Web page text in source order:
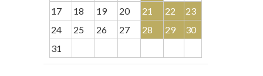
17
18 19 20 21 22
23
24
25 26 27 28 29
30
31